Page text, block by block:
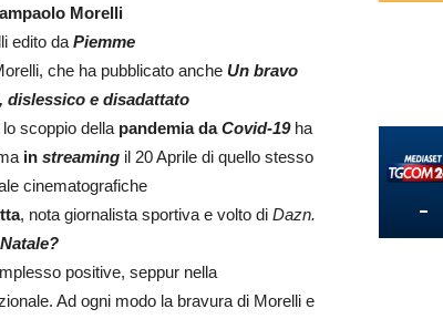
Morelli
edito da Piemme
che ha pubblicato anche Un bravo
dislessico e disadattato
scoppio della pandemia daCovid-19ha
in streaming il 20 Aprile di quello stesso
cinematografiche
, nota giornalista sportiva e volto di Dazn.
positive, seppur nella
Ad ogni modo la bravura di Morelli e
-